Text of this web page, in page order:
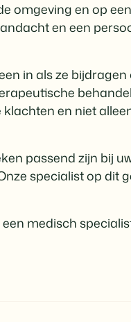
omgeving en op
en een
in als ze
en niet
passend zijn bij
specialist op dit
medisch